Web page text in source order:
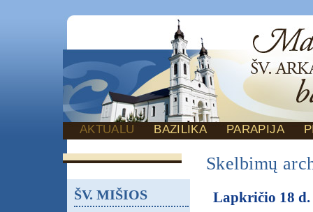
AKTUALU BAZILIKA PARAPIJA
Skelbimų
Lapkričio 18
ŠV. MIŠIOS